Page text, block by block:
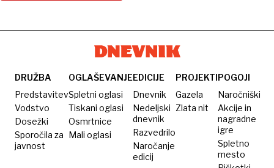
podira
rekorde
Masleta
DRUŽBA
Predstavitev
Vodstvo
Dosežki
Sporočila za
javnost
OGLAŠEVANJE
Spletni oglasi
Tiskani oglasi
Osmrtnice
Mali oglasi
EDICIJE
Dnevnik
Nedeljski
dnevnik
Razvedrilo
Naročanje
edicij
PROJEKTI
Gazela
Zlata nit
POGOJI
Naročniški
Akcije in
nagradne
igre
Spletno
mesto